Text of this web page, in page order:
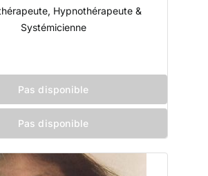
Hypnothérapeute &
Systémicienne
Pas disponible
Pas disponible